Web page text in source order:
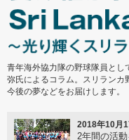
2016年3月
さらなる野
西アジアの
～
青年海外協力隊の野球隊員とし
弥氏によるコラム。スリランカ
今後の夢などをお届けします。
2018年10月
2年間の活